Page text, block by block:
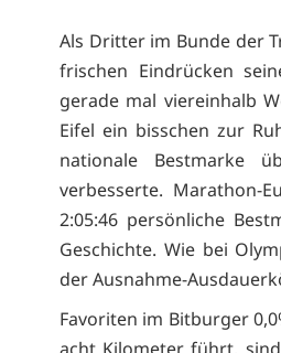
Als Dritter im Bunde der
frischen Eindrücken
gerade mal viereinhalb
Eifel ein bisschen zur
nationale Bestmarke
verbesserte. Marathon-
2:05:46 persönliche
Geschichte. Wie bei
der Ausnahme-
Favoriten im Bitburger